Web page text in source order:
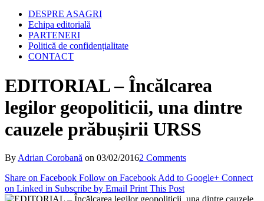
DESPRE ASAGRI
Echipa editorială
PARTENERI
Politică de confidențialitate
CONTACT
EDITORIAL – Încălcarea
legilor geopoliticii, una dintre
cauzele prăbușirii URSS
By Adrian Corobană on 03/02/20162 Comments
Share on Facebook Follow on Facebook Add to Google+ Connect
on Linked in Subscribe by Email Print This Post